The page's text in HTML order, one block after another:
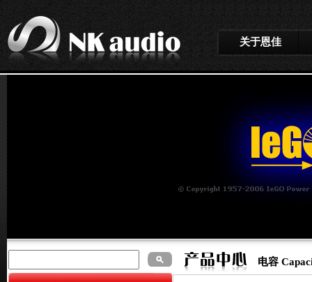
关于恩佳
电容